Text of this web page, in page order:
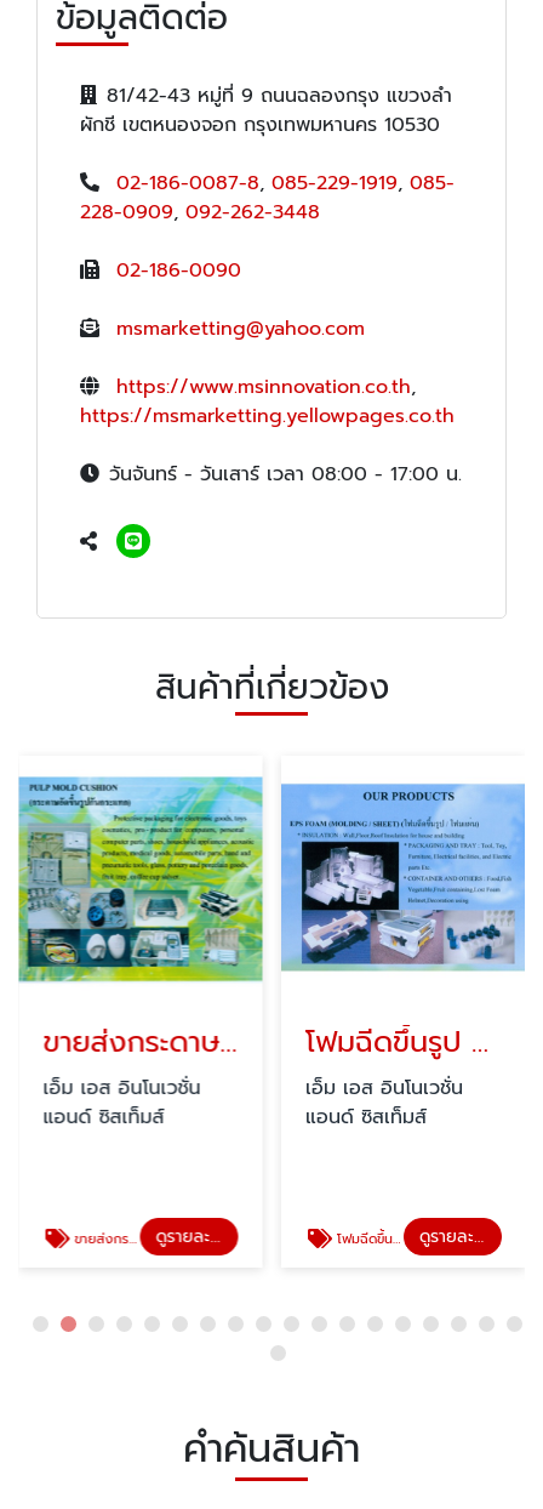
ข้อมูลติดต่อ
81/42-43 หมู่ที่ 9 ถนนฉลองกรุง แขวงลำ
ผักชี เขตหนองจอก กรุงเทพมหานคร 10530
02-186-0087-8, 085-229-1919, 085-
228-0909, 092-262-3448
02-186-0090
msmarketting@yahoo.com
https://www.msinnovation.co.th,
https://msmarketting.yellowpages.co.th
วันจันทร์ - วันเสาร์ เวลา 08:00 - 17:00 น.
สินค้าที่เกี่ยวข้อง
ขายส่งกระดาษอัดขึ้นรูปกันกระแทก
เอ็ม เอส อินโนเวชั่น
แอนด์ ซิสเท็มส์
ขายส่งกระดาษอัดขึ้นรูปกันกระแทก ดูรายละเอียด
โฟมฉีดขึ้นรูป / โฟมแผ่น
เอ็ม เอส อินโนเวชั่น
แอนด์ ซิสเท็มส์
โฟมฉีดขึ้นรูป ดูรายละเอียด
คำค้นสินค้า